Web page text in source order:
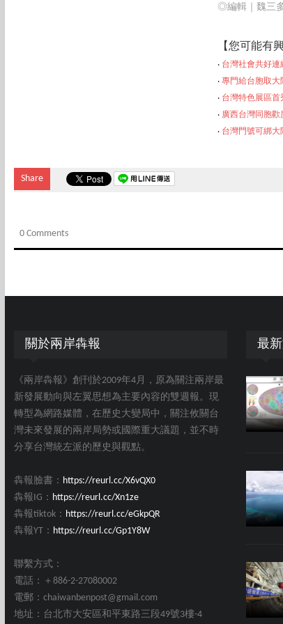
◎編輯｜魏三
【您可能有
‧ 台灣社會共好
‧ 專門給台胞取大
‧ 台灣特色展區首
‧ 廣西台灣同胞
‧ 台灣門號可綁大
Share
0 Comments
關於兩岸犇報
《兩岸犇報》創刊於2009年4月，原為關注兩岸最
新發展動向與左翼思想為主要內容的雙週報。現
轉型為網路媒體，在歷史大變局中，關注攸關台
灣未來發展的兩岸局勢或國際重大議題，並不時
分享台灣統左派的歷史與觀點。
犇報臉書： https://reurl.cc/X6vQX0
犇報IG： https://reurl.cc/Xn1ze
犇報tiktok： https://reurl.cc/eGkpQR
犇報YT： https://reurl.cc/Gp1Y8W
聯繫方式：
電話：＋886-2-27080002
電郵：chaiwanbenpost@gmail.com
地址：台北市大安區和平東路三段49號3樓-4
最